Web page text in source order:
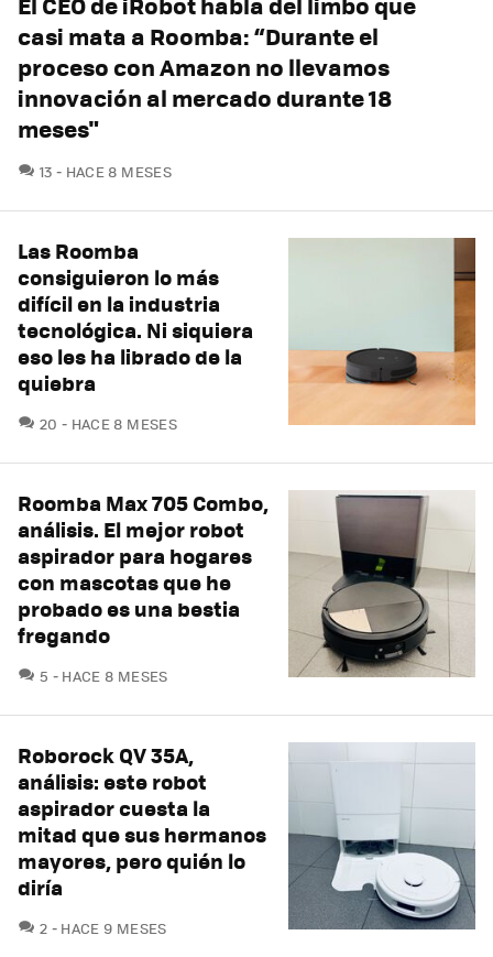
casi mata a Roomba: “Durante el
proceso con Amazon no llevamos
innovación al mercado durante 18
meses"
13 COMENTARIOS
HACE 8 MESES
Las Roomba
consiguieron lo más
difícil en la industria
tecnológica. Ni siquiera
eso les ha librado de la
quiebra
20 COMENTARIOS
HACE 8 MESES
Roomba Max 705 Combo,
análisis. El mejor robot
aspirador para hogares
con mascotas que he
probado es una bestia
fregando
5 COMENTARIOS
HACE 8 MESES
Roborock QV 35A,
análisis: este robot
aspirador cuesta la
mitad que sus hermanos
mayores, pero quién lo
diría
2 COMENTARIOS
HACE 9 MESES